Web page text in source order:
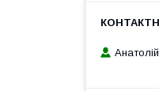
Анатолій